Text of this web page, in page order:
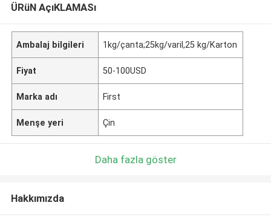
ÜRüN AçıKLAMASı
Ambalaj bilgileri 1kg/çanta;25kg/varil,25 kg/Karton
Fiyat 50-100USD
Marka adı First
Menşe yeri Çin
Daha fazla göster
Hakkımızda